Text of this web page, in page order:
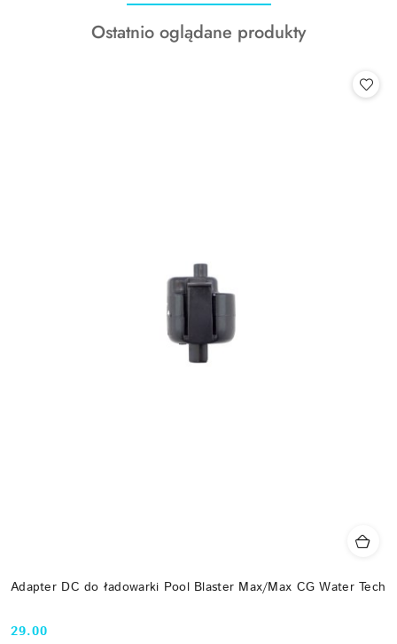
o
statusie:
Produkty
Ostatnio oglądane produkty
Adapter DC do ładowarki Pool Blaster Max/Max CG Water Tech
29.00